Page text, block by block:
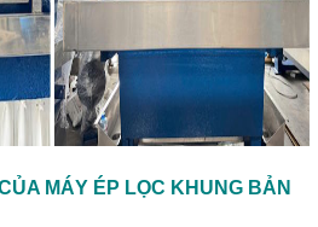
MÁY ÉP LỌC KHUNG BẢN